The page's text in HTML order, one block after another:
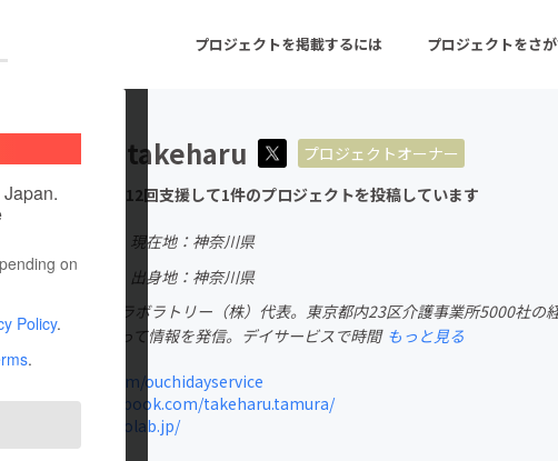
プロジェクトを掲載するには プロジェクトをさ
注目のリターン 注目の新着プロジェクト 募集終了
音楽
ジェット
ゲーム・サービス開発 フード・
チャレンジ
活性化
on
Policy.
.
tamura takeharu
プロジェクトオーナー
これまでに12回支援して1件のプロジェクトを投稿しています
現在地：神奈川県
出身国：日本
出身地：神奈川県
ジャパン介護ラボラトリー（株）代表。東京都内23区介護事業所5000社
メディアを使って情報を発信。デイサービスで時間 もっと見る
twitter.com/ouchidayservice
www.facebook.com/takeharu.tamura/
www.kaigolab.jp/